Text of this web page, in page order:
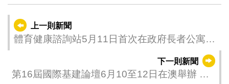
上一則新聞
體育健康諮詢站5月11日首次在政府長者公寓順
下一則新聞
第16屆國際基建論壇6月10至12日在澳舉辦 助